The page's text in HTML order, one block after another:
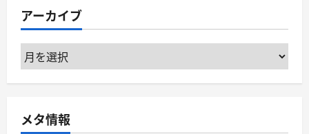
ー
アーカイブ
ア
ー
カ
ブ
メタ情報